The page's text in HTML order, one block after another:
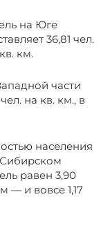
на Юге
36,81 чел.
км.
части
на кв. км., в
населения
равен 3,90
— и вовсе 1,17